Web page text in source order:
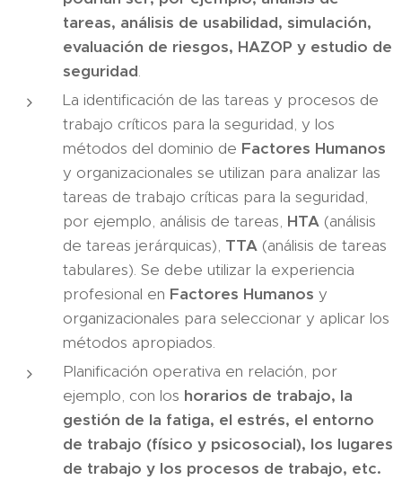
tareas, análisis de usabilidad, simulación,
evaluación de riesgos, HAZOP y estudio de
seguridad.
La identificación de las tareas y procesos de
trabajo críticos para la seguridad, y los
métodos del dominio de Factores Humanos
y organizacionales se utilizan para analizar las
tareas de trabajo críticas para la seguridad,
por ejemplo, análisis de tareas, HTA (análisis
de tareas jerárquicas), TTA (análisis de tareas
tabulares). Se debe utilizar la experiencia
profesional en Factores Humanos y
organizacionales para seleccionar y aplicar los
métodos apropiados.
Planificación operativa en relación, por
ejemplo, con los horarios de trabajo, la
gestión de la fatiga, el estrés, el entorno
de trabajo (físico y psicosocial), los lugares
de trabajo y los procesos de trabajo, etc.